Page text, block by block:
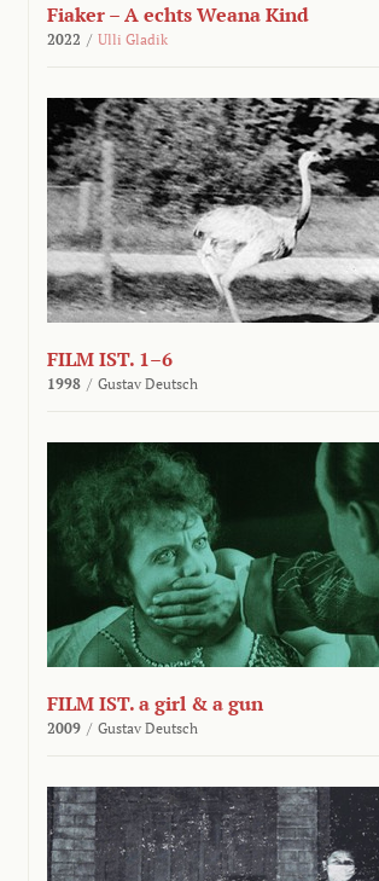
Fiaker – A echts Weana Kind
2022 / Ulli Gladik
FILM IST. 1–6
1998 / Gustav Deutsch
FILM IST. a girl & a gun
2009 / Gustav Deutsch